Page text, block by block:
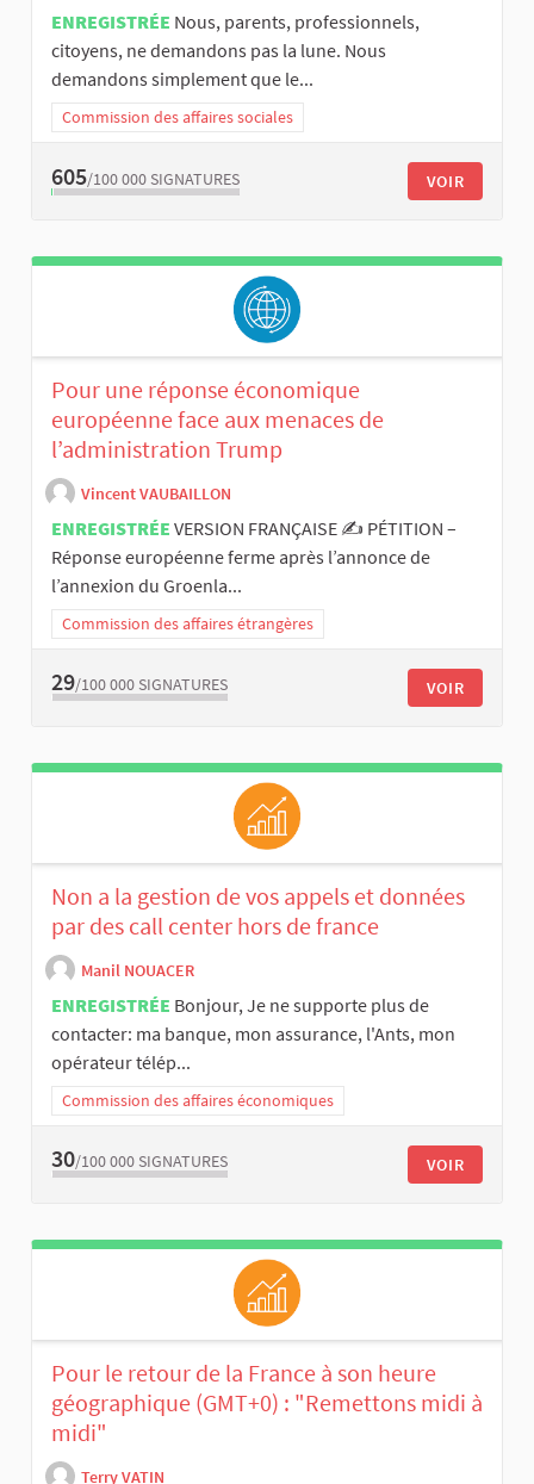
ENREGISTRÉE Nous, parents, professionnels,
citoyens, ne demandons pas la lune. Nous
demandons simplement que le...
Commission des affaires sociales
605/100 000 SIGNATURES VOIR
Pour une réponse économique
européenne face aux menaces de
l’administration Trump
Vincent VAUBAILLON
ENREGISTRÉE VERSION FRANÇAISE ✍️ PÉTITION –
Réponse européenne ferme après l’annonce de
l’annexion du Groenla...
Commission des affaires étrangères
29/100 000 SIGNATURES VOIR
Non a la gestion de vos appels et données
par des call center hors de france
Manil NOUACER
ENREGISTRÉE Bonjour, Je ne supporte plus de
contacter: ma banque, mon assurance, l'Ants, mon
opérateur télép...
Commission des affaires économiques
30/100 000 SIGNATURES VOIR
Pour le retour de la France à son heure
géographique (GMT+0) : "Remettons midi à
midi"
Terry VATIN